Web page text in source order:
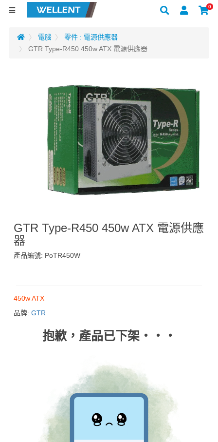
0
電腦
零件 : 電源供應器
GTR Type-R450 450w ATX 電源供應器
GTR Type-R450 450w ATX 電源供應
器
產品編號: PoTR450W
450w ATX
品牌: GTR
抱歉，產品已下架‧‧‧